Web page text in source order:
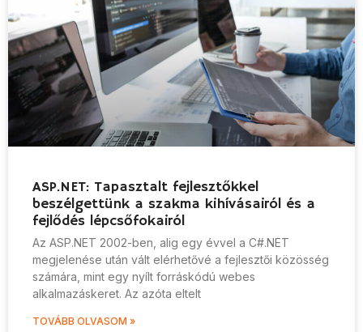
ASP.NET: Tapasztalt fejlesztőkkel
beszélgettünk a szakma kihívásairól és a
fejlődés lépcsőfokairól
Az ASP.NET 2002-ben, alig egy évvel a C#.NET
megjelenése után vált elérhetővé a fejlesztői közösség
számára, mint egy nyílt forráskódú webes
alkalmazáskeret. Az azóta eltelt
TOVÁBB OLVASOM »